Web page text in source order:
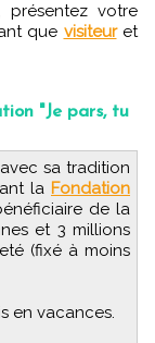
présentez votre
que visiteuret
"Je pars, tu
la Fondation
de la
et 3 millions
(fixé à moins
en vacances.